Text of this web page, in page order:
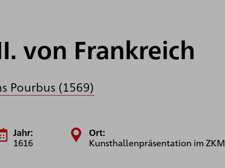
von Frankreich
Pourbus (1569)
Jahr:
1616
Ort:
Kunsthallenpräsentation im ZKM